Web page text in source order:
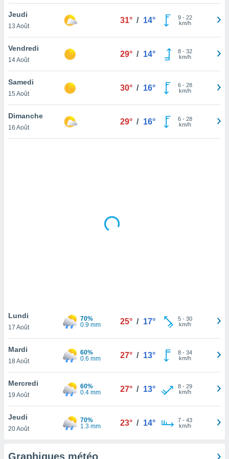
votre
à
en
le
notre
que
et que
Jeudi
13 Août
31° / 14° 9- 22
km/h
Vendredi
14 Août
29° / 14° 8- 32
km/h
Samedi
15 Août
30° / 16° 6- 28
km/h
Dimanche
16 Août
29° / 16° 6- 28
km/h
Lundi
17 Août
70%
0.9 mm
25° / 17° 5- 30
km/h
Mardi
18 Août
60%
0.6 mm
27° / 13° 8- 34
km/h
Mercredi
19 Août
60%
0.4 mm
27° / 13° 8- 29
km/h
Jeudi
20 Août
70%
1.3 mm
23° / 14° 7- 43
km/h
Graphiques météo